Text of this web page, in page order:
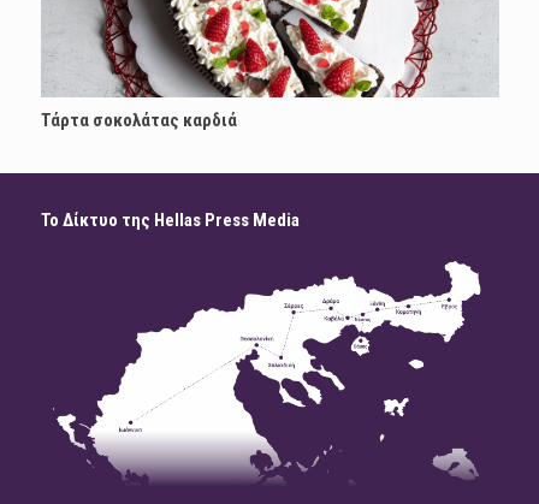
Τάρτα σοκολάτας καρδιά
Το Δίκτυο της Hellas Press Media